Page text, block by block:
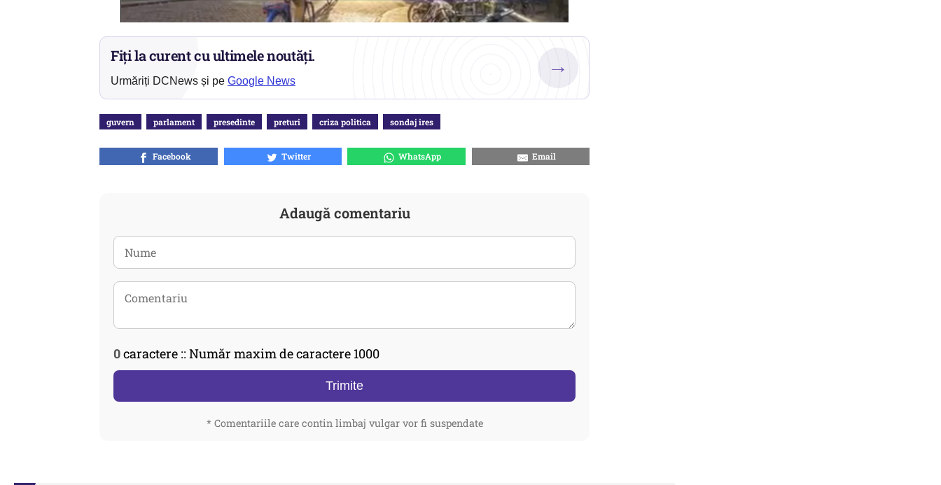
Fiți la curent cu ultimele noutăți.
Urmăriți DCNews și pe Google News
→
guvern parlament presedinte preturi criza politica sondaj ires
Facebook Twitter WhatsApp Email
Adaugă comentariu
0caractere :: Număr maxim de caractere 1000
Trimite
* Comentariile care contin limbaj vulgar vor fi suspendate